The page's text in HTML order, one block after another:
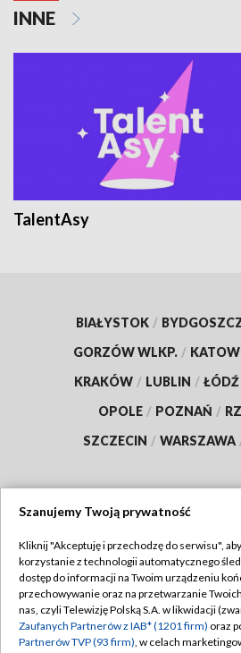
INNE
TalentAsy
BIAŁYSTOK /
GORZÓW WLKP. /
KRAKÓW / LUBLIN / ŁÓDŹ
OPOLE / POZNAŃ /
SZCZECIN / WARSZAWA
TVP
Abonament TVP
Emisja w TVP
Regulamin
Polityka
Szanujemy Twoją prywatność
Kliknij "Akceptuję i przechodzę do serwisu",
korzystanie z technologii automatycznego
dostęp do informacji na Twoim urządzeniu
przechowywanie oraz na przetwarzanie
nas, czyli Telewizję Polską S.A. w likwidacji
Zaufanych Partnerów z IAB* (1201 firm) oraz
Partnerów TVP (93 firm), w celach